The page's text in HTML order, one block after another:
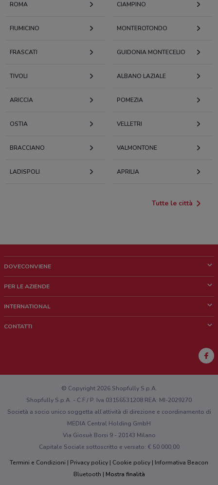
ROMA CIAMPINO
FIUMICINO MONTEROTONDO
FRASCATI GUIDONIA MONTECELIO
TIVOLI ALBANO LAZIALE
ARICCIA POMEZIA
OSTIA VELLETRI
BRACCIANO VALMONTONE
LADISPOLI APRILIA
Tutte le città
DOVECONVIENE
Chi siamo
Lavora con noi
PER LE AZIENDE
Richieste commerciali e marketing
INTERNATIONAL
CONTATTI
Hai un malfunzionamento sul web o sull'app?
© Copyright 2026 Shopfully S.p.A.
Shopfully S.p.A. - C.F / P. Iva 03156531208 REA: MI-2029270
Società a socio unico soggetta all’attività di direzione e coordinamento di
MEDIA Central Holding GmbH
Via Giosuè Borsi 9 - 20143 Milano
Capitale Sociale sottoscritto e versato: € 50.000,00
Termini e Condizioni
Privacy policy Cookie policy
Informativa Beacon
Bluetooth
Mostra finalità